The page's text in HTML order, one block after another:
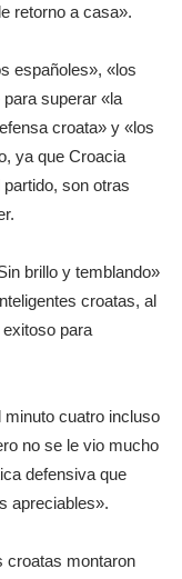
retorno a casa».
españoles», «los
superar «la
croata» y «los
ya que Croacia
son otras
brillo y temblando»
croatas, al
para
minuto cuatro incluso
no se le vio mucho
defensiva que
apreciables».
croatas montaron